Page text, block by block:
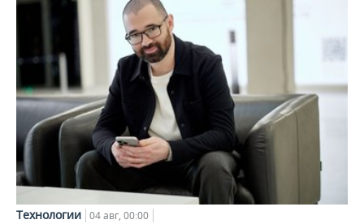
Технологии 04 авг, 00:00